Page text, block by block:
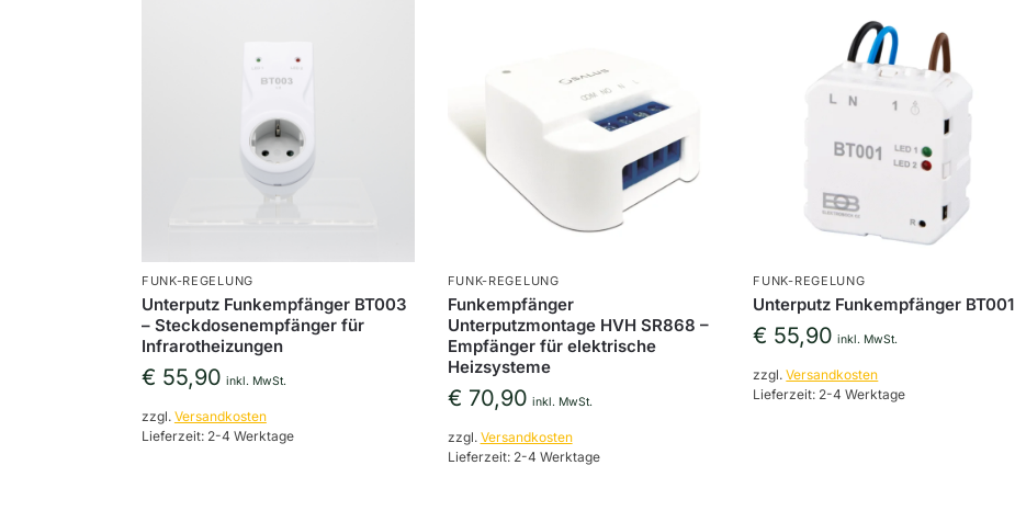
FUNK-REGELUNG
Unterputz Funkempfänger BT003
– Steckdosenempfänger für
Infrarotheizungen
€ 55,90 inkl. MwSt.
zzgl. Versandkosten
Lieferzeit: 2-4 Werktage
FUNK-REGELUNG
Funkempfänger
Unterputzmontage HVH SR868 –
Empfänger für elektrische
Heizsysteme
€ 70,90 inkl. MwSt.
zzgl. Versandkosten
Lieferzeit: 2-4 Werktage
FUNK-REGELUNG
Unterputz Funkempfänger BT001
€ 55,90 inkl. MwSt.
zzgl.Versandkosten
Lieferzeit: 2-4 Werktage